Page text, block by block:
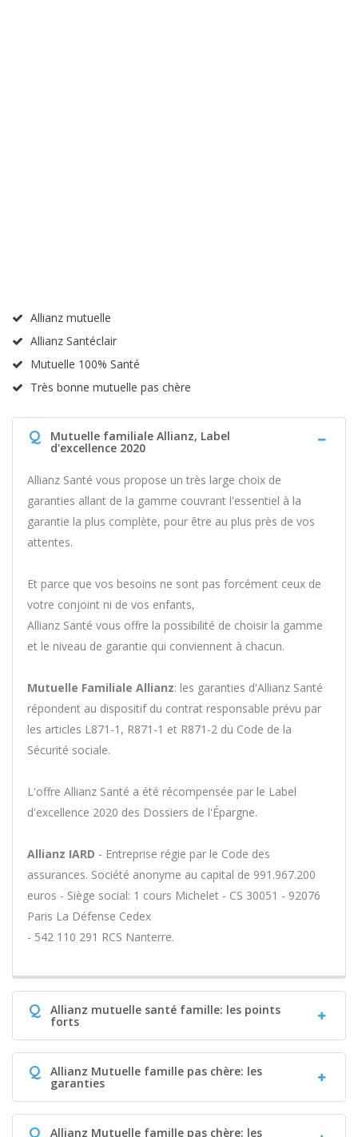
Allianz mutuelle
Allianz Santéclair
Mutuelle 100% Santé
Très bonne mutuelle pas chère
Q Mutuelle familiale Allianz, Label
d'excellence 2020
Allianz Santé vous propose un très large choix de
garanties allant de la gamme couvrant l'essentiel à la
garantie la plus complète, pour être au plus près de vos
attentes.
Et parce que vos besoins ne sont pas forcément ceux de
votre conjoint ni de vos enfants,
Allianz Santé vous offre la possibilité de choisir la gamme
et le niveau de garantie qui conviennent à chacun.
Mutuelle Familiale Allianz: les garanties d'Allianz Santé
répondent au dispositif du contrat responsable prévu par
les articles L871-1, R871-1 et R871-2 du Code de la
Sécurité sociale.
L'offre Allianz Santé a été récompensée par le Label
d'excellence 2020 des Dossiers de l'Épargne.
Allianz IARD - Entreprise régie par le Code des
assurances. Société anonyme au capital de 991.967.200
euros - Siège social: 1 cours Michelet - CS 30051 - 92076
Paris La Défense Cedex
- 542 110 291 RCS Nanterre.
Q Allianz mutuelle santé famille: les points
forts
Q Allianz Mutuelle famille pas chère: les
garanties
Q Allianz Mutuelle famille pas chère: les